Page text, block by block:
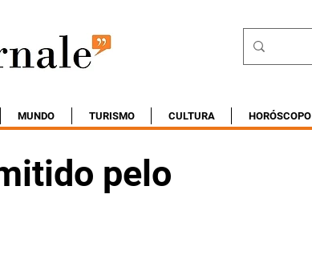
MUNDO TURISMO CULTURA HORÓSCOPO
pelo